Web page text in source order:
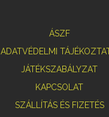
ÁSZF
ADATVÉDELMI
JÁTÉKSZABÁLYZAT
KAPCSOLAT
SZÁLLÍTÁS ÉS FIZETÉS